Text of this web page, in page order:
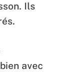
Ils
avec